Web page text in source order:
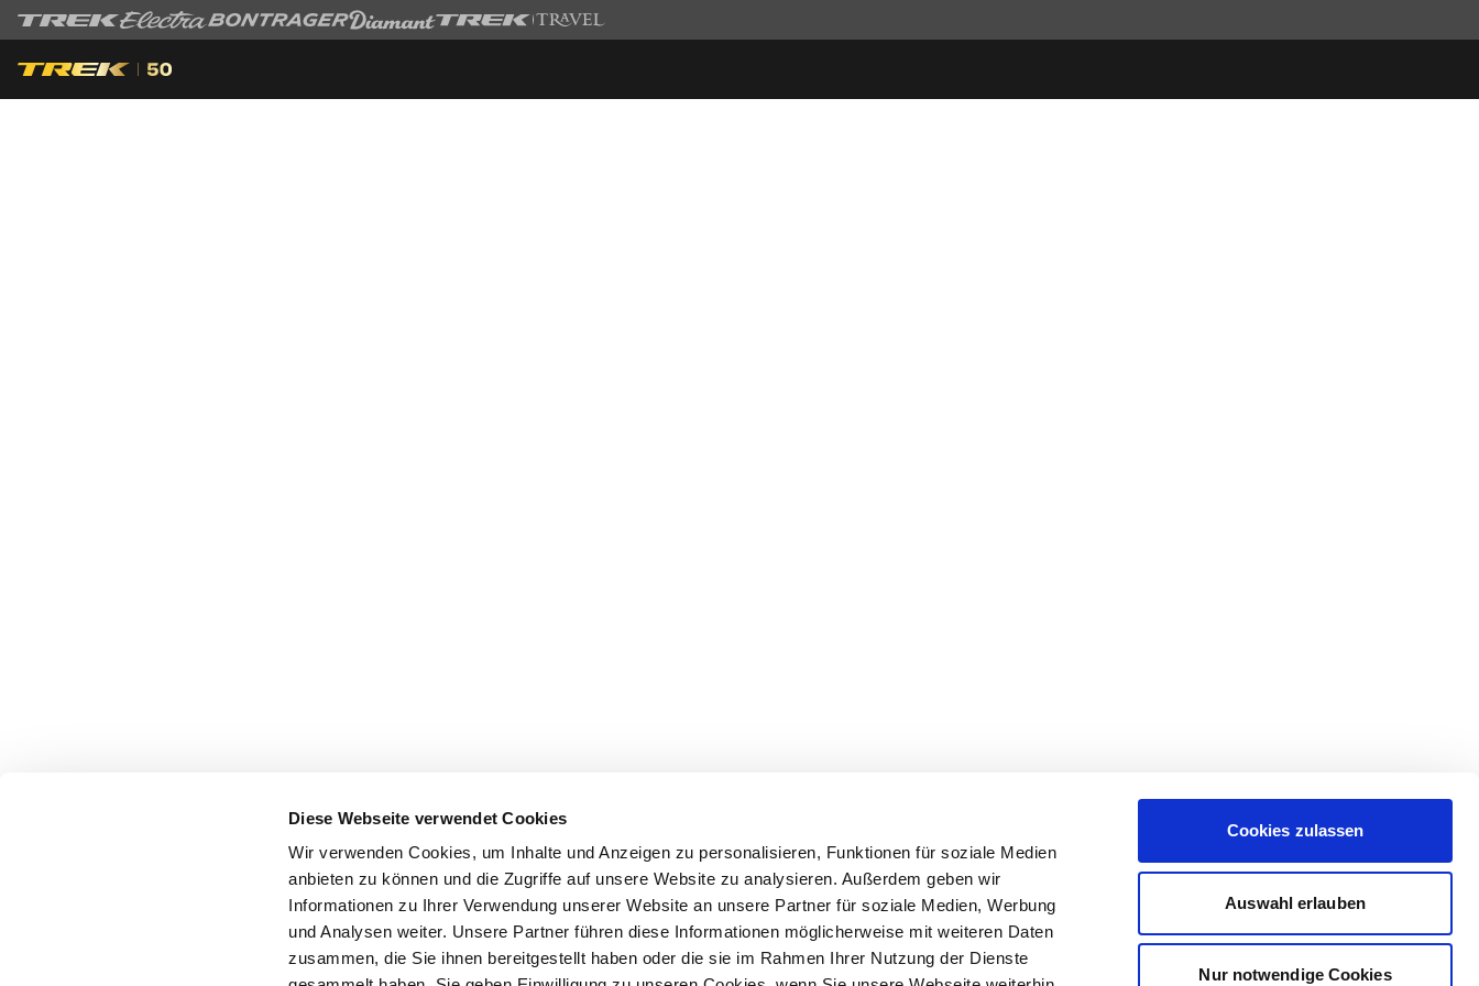
Diese Webseite verwendet Cookies
Wir verwenden Cookies, um Inhalte und Anzeigen zu personalisieren, Funktionen für soziale Medien
anbieten zu können und die Zugriffe auf unsere Website zu analysieren. Außerdem geben wir
Informationen zu Ihrer Verwendung unserer Website an unsere Partner für soziale Medien, Werbung
und Analysen weiter. Unsere Partner führen diese Informationen möglicherweise mit weiteren Daten
zusammen, die Sie ihnen bereitgestellt haben oder die sie im Rahmen Ihrer Nutzung der Dienste
Cookies zulassen
Auswahl erlauben
Nur notwendige Cookies